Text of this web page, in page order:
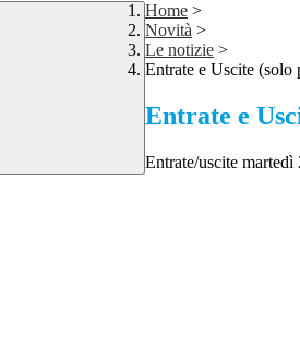
Home >
Novità >
Le notizie >
Entrate e Uscite (solo
Entrate e
Entrate/uscite martedì